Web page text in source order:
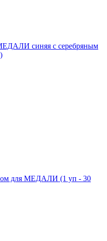
синяя с серебряным
для МЕДАЛИ (1 уп - 30